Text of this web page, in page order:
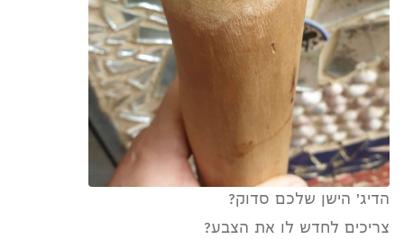
הדיג' הישן שלכם סדוק?
צריכים לחדש לו את הצבע?